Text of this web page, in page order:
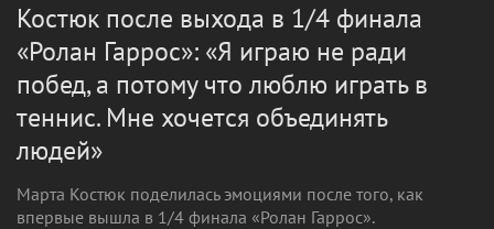
Костюк после выхода в 1/4 финала
«Ролан Гаррос»: «Я играю не ради
побед, а потому что люблю играть в
теннис. Мне хочется объединять
людей»
Марта Костюк поделилась эмоциями после того, как
впервые вышла в 1/4 финала «Ролан Гаррос».